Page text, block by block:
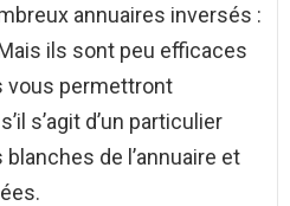
annuaires inversés :
ils sont peu efficaces
vous permettront
s’agit d’un particulier
de l’annuaire et